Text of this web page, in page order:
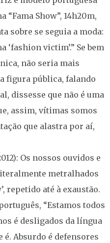
“Fama Show”, 14h20m,
sobre se seguia a moda:
‘fashion victim’.” Se bem
não seria mais
figura pública, falando
dissesse que não é uma
assim, vítimas somos
que alastra por aí,
Os nossos ouvidos e
metralhados
repetido até à exaustão.
“Estamos todos
é desligados da língua
é. Absurdo é defensores